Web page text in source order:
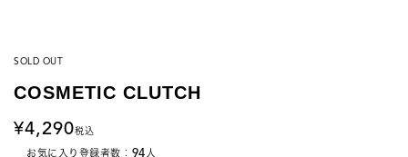
SOLD OUT
COSMETIC CLUTCH
4,290税込
お気に入り登録者数： 94人